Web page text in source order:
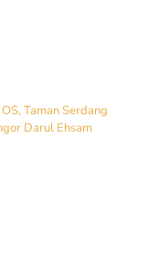
Taman Serdang
Darul Ehsam